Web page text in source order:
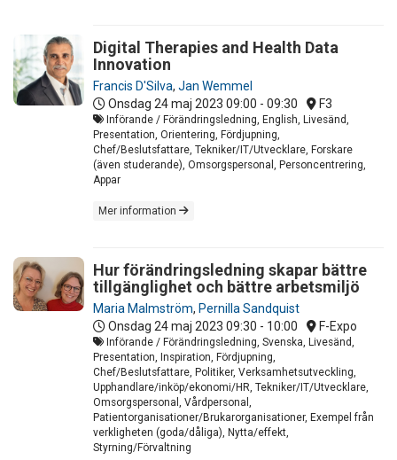
Digital Therapies and Health Data
Innovation
Francis D'Silva, Jan Wemmel
Onsdag 24 maj 2023 09:00 - 09:30 F3
Införande / Förändringsledning, English, Livesänd,
Presentation, Orientering, Fördjupning,
Chef/Beslutsfattare, Tekniker/IT/Utvecklare, Forskare
(även studerande), Omsorgspersonal, Personcentrering,
Appar
Mer information
Hur förändringsledning skapar bättre
tillgänglighet och bättre arbetsmiljö
Maria Malmström, Pernilla Sandquist
Onsdag 24 maj 2023 09:30 - 10:00 F-Expo
Införande / Förändringsledning, Svenska, Livesänd,
Presentation, Inspiration, Fördjupning,
Chef/Beslutsfattare, Politiker, Verksamhetsutveckling,
Upphandlare/inköp/ekonomi/HR, Tekniker/IT/Utvecklare,
Omsorgspersonal, Vårdpersonal,
Patientorganisationer/Brukarorganisationer, Exempel från
verkligheten (goda/dåliga), Nytta/effekt,
Styrning/Förvaltning